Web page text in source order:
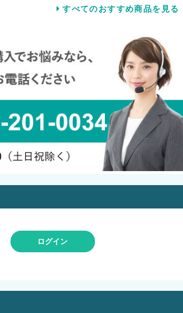
すべてのおすすめ商品を見る
ログイン